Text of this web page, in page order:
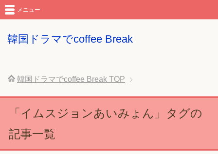
韓国ドラマでcoffee Break
メニュー
韓国ドラマでcoffee Break TOP
「イムスジョンあいみょん」タグの
記事一覧